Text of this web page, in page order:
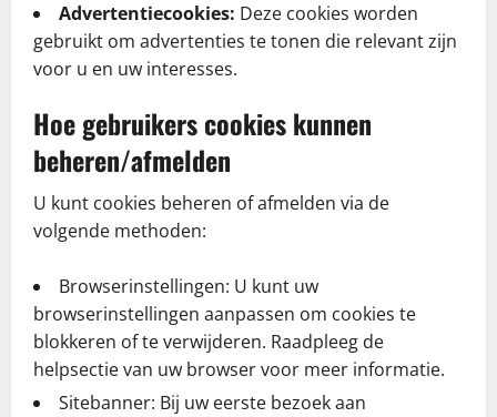
Advertentiecookies: Deze cookies worden
gebruikt om advertenties te tonen die relevant zijn
voor u en uw interesses.
Hoe gebruikers cookies kunnen
beheren/afmelden
U kunt cookies beheren of afmelden via de
volgende methoden:
Browserinstellingen: U kunt uw
browserinstellingen aanpassen om cookies te
blokkeren of te verwijderen. Raadpleeg de
helpsectie van uw browser voor meer informatie.
Sitebanner: Bij uw eerste bezoek aan